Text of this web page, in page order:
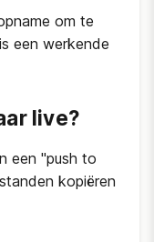
om te
een werkende
live?
een "push to
kopiëren